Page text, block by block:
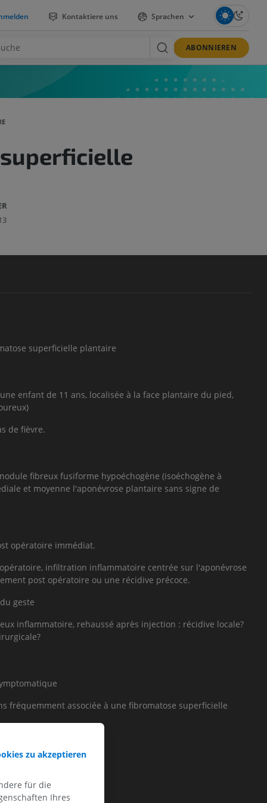
Kontaktiere uns Sprachen
ABONNIEREN
superficielle plantaire
enfant de 11 ans, localisée à la face plantaire du pied,
de fièvre.
fibreux fusiforme hypoéchogène (isoéchogène à
et moyenne l'aponévrose plantaire sans signe de
opératoire immédiat.
infiltration inflammatoire centrée sur l'aponévrose
post opératoire ou une récidive précoce.
geste
inflammatoire, rehaussé après injection : récidive locale?
fréquemment associée à une fibromatose superficielle
notamment)
zu akzeptieren
für die
Ihres